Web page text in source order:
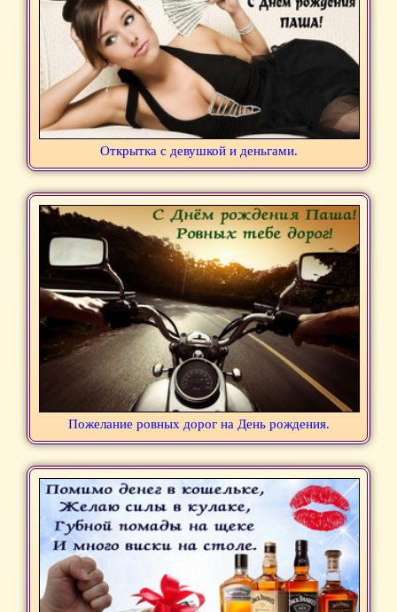
Открытка с девушкой и деньгами.
Пожелание ровных дорог на День рождения.